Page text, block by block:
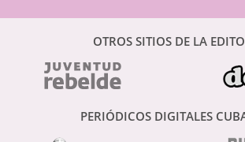
OTROS SITIOS DE LA
PERIÓDICOS DIGITALES